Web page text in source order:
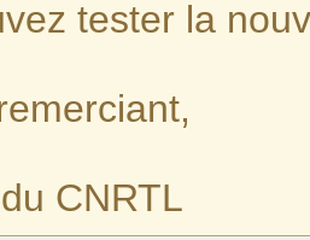
tester la
CNRTL